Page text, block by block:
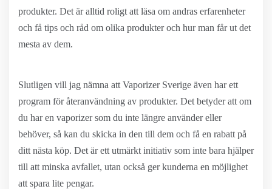
produkter. Det är alltid roligt att läsa om andras erfarenheter
och få tips och råd om olika produkter och hur man får ut det
mesta av dem.
Slutligen vill jag nämna att Vaporizer Sverige även har ett
program för återanvändning av produkter. Det betyder att om
du har en vaporizer som du inte längre använder eller
behöver, så kan du skicka in den till dem och få en rabatt på
ditt nästa köp. Det är ett utmärkt initiativ som inte bara hjälper
till att minska avfallet, utan också ger kunderna en möjlighet
att spara lite pengar.